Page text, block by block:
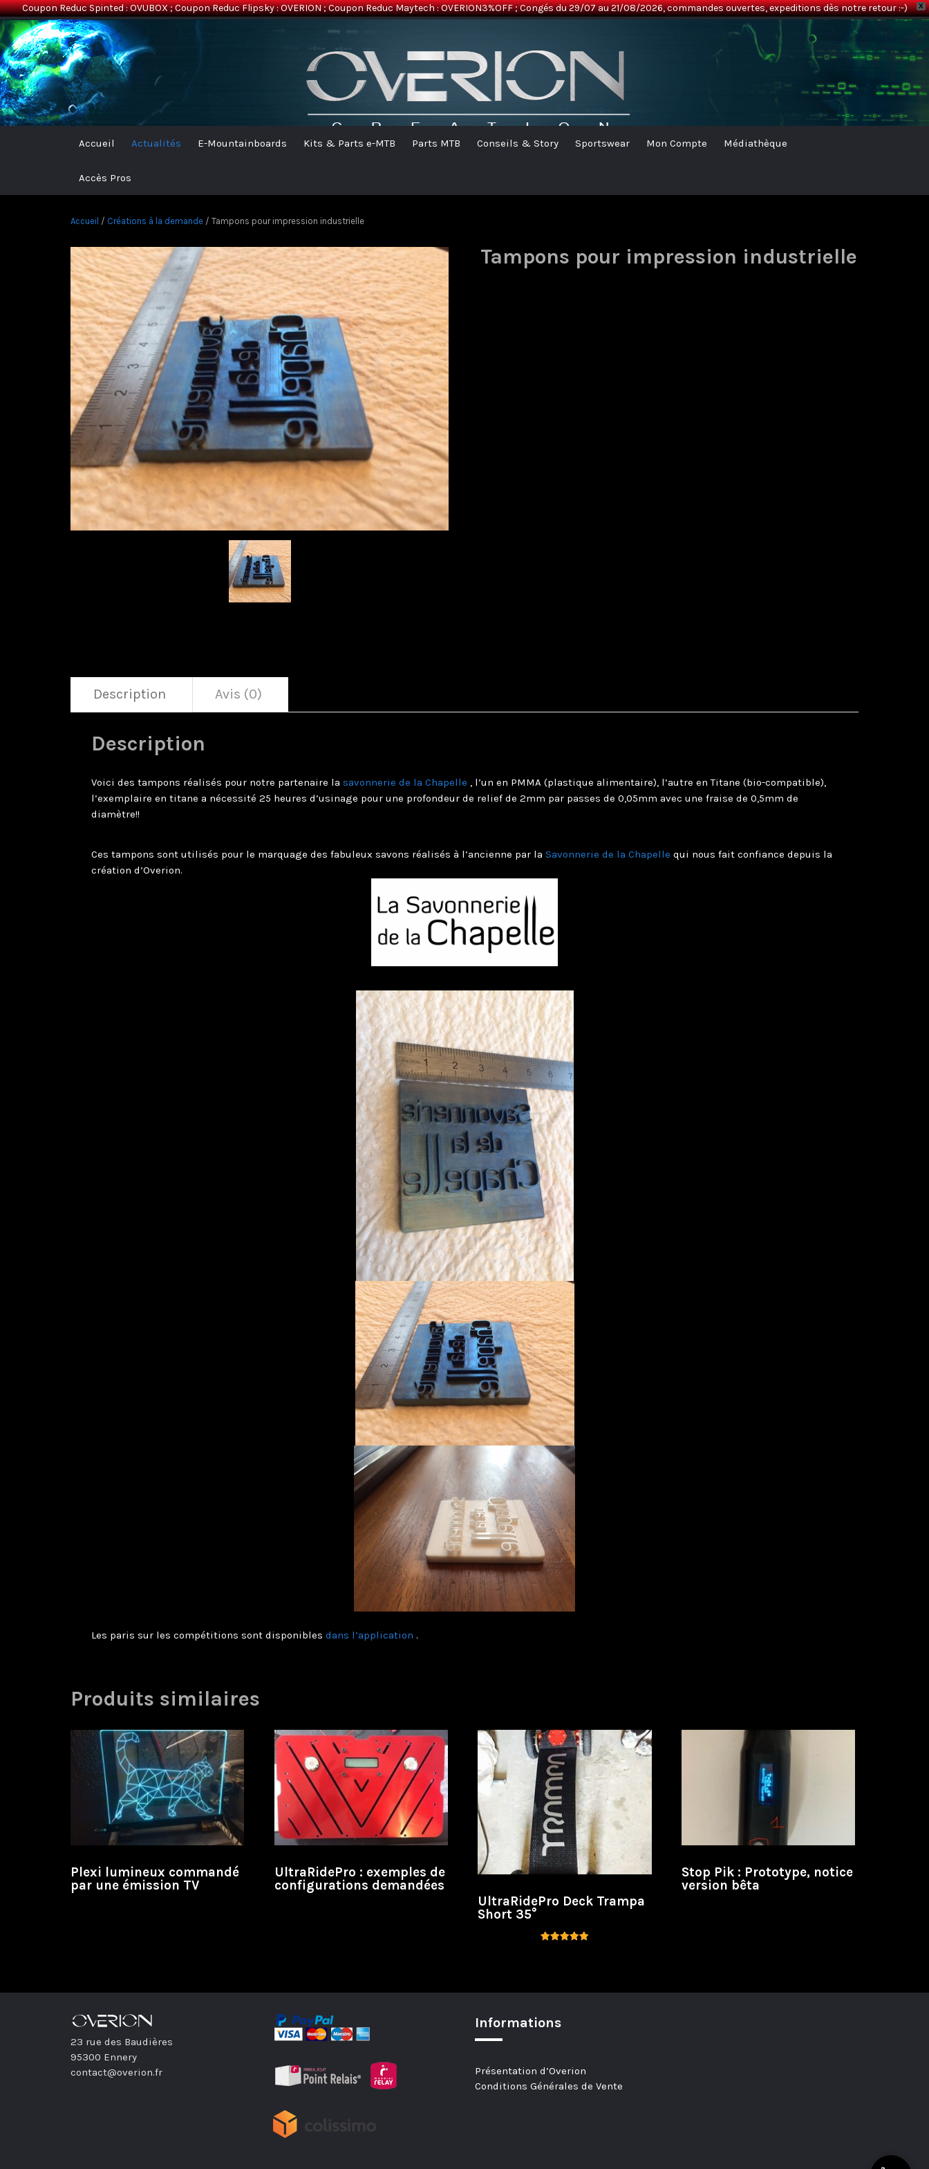
X
Coupon Reduc Spinted : OVUBOX ; Coupon Reduc Flipsky : OVERION ; Coupon Reduc Maytech : OVERION3%OFF ; Congés du 29/07 au 21/08/2026, commandes ouvertes, expeditions dès notre retour :-)
Overion
Electric Mountainboards
Accueil Actualités E-Mountainboards Kits & Parts e-MTB Parts MTB Conseils & Story Sportswear Mon Compte Médiathèque
Accès Pros
Accueil / Créations à la demande / Tampons pour impression industrielle
Tampons pour impression industrielle
Description Avis (0)
Description
Voici des tampons réalisés pour notre partenaire la savonnerie de la Chapelle , l’un en PMMA (plastique alimentaire), l’autre en Titane (bio-compatible),
l’exemplaire en titane a nécessité 25 heures d’usinage pour une profondeur de relief de 2mm par passes de 0,05mm avec une fraise de 0,5mm de
diamètre!!
Ces tampons sont utilisés pour le marquage des fabuleux savons réalisés à l’ancienne par la Savonnerie de la Chapelle qui nous fait confiance depuis la
création d’Overion.
Les paris sur les compétitions sont disponibles dans l’application .
Produits similaires
Plexi lumineux commandé
par une émission TV
UltraRidePro : exemples de
configurations demandées
UltraRidePro Deck Trampa
Short 35°
Stop Pik : Prototype, notice
version bêta
23 rue des Baudières
95300 Ennery
contact@overion.fr
Informations
Présentation d’Overion
Conditions Générales de Vente